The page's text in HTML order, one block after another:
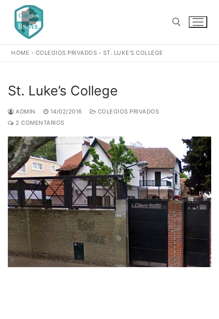
contenido
HOME - COLEGIOS PRIVADOS - ST. LUKE’S COLLEGE
St. Luke’s College
ADMIN 14/02/2016
COLEGIOS PRIVADOS
2 COMENTARIOS